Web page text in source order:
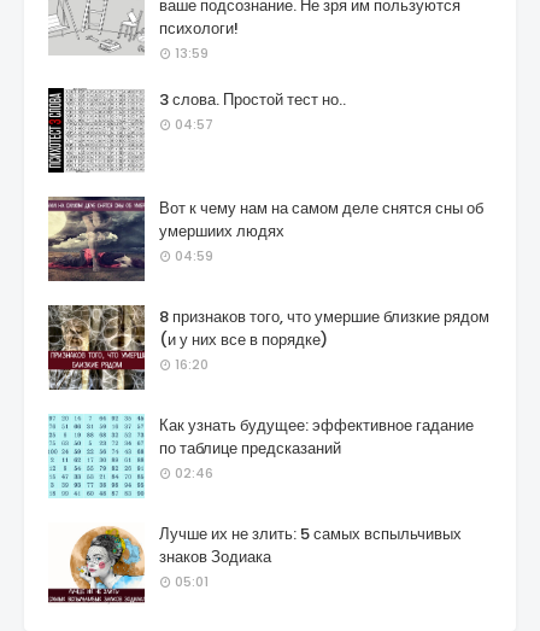
ваше подсознание. Не зря им пользуются
психологи!
13:59
3 слова. Простой тест но..
04:57
Вот к чему нам на самом деле снятся сны об
умершиих людях
04:59
8 признаков того, что умершие близкие рядом
(и у них все в порядке)
16:20
Как узнать будущее: эффективное гадание
по таблице предсказаний
02:46
Лучше их не злить: 5 самых вспыльчивых
знаков Зодиака
05:01